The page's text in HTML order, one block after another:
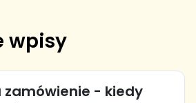
wpisy
zamówienie - kiedy